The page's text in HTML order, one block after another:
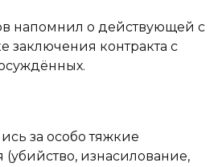
напомнил о действующей с
заключения контракта с
за особо тяжкие
(убийство, изнасилование,